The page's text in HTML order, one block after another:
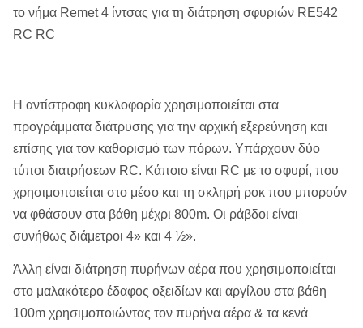
το νήμα Remet 4 ίντσας για τη διάτρηση σφυριών RE542
RC RC
Η αντίστροφη κυκλοφορία χρησιμοποιείται στα
προγράμματα διάτρυσης για την αρχική εξερεύνηση και
επίσης για τον καθορισμό των πόρων. Υπάρχουν δύο
τύποι διατρήσεων RC. Κάποιο είναι RC με το σφυρί, που
χρησιμοποιείται στο μέσο και τη σκληρή ροκ που μπορούν
να φθάσουν στα βάθη μέχρι 800m. Οι ράβδοι είναι
συνήθως διάμετροι 4» και 4 ½».
Άλλη είναι διάτρηση πυρήνων αέρα που χρησιμοποιείται
στο μαλακότερο έδαφος οξειδίων και αργίλου στα βάθη
100m χρησιμοποιώντας τον πυρήνα αέρα & τα κενά